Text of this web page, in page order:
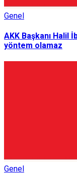
Genel
AKK Başkanı Halil
yöntem olamaz
Genel